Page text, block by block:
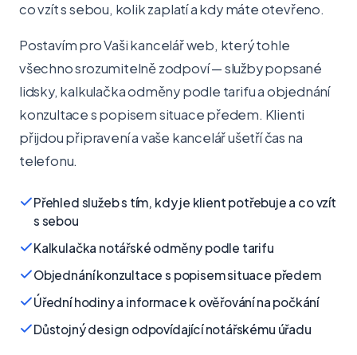
co vzít s sebou, kolik zaplatí a kdy máte otevřeno.
Postavím pro Vaši kancelář web, který tohle
všechno srozumitelně zodpoví — služby popsané
lidsky, kalkulačka odměny podle tarifu a objednání
konzultace s popisem situace předem. Klienti
přijdou připravení a vaše kancelář ušetří čas na
telefonu.
Přehled služeb s tím, kdy je klient potřebuje a co vzít
s sebou
Kalkulačka notářské odměny podle tarifu
Objednání konzultace s popisem situace předem
Úřední hodiny a informace k ověřování na počkání
Důstojný design odpovídající notářskému úřadu